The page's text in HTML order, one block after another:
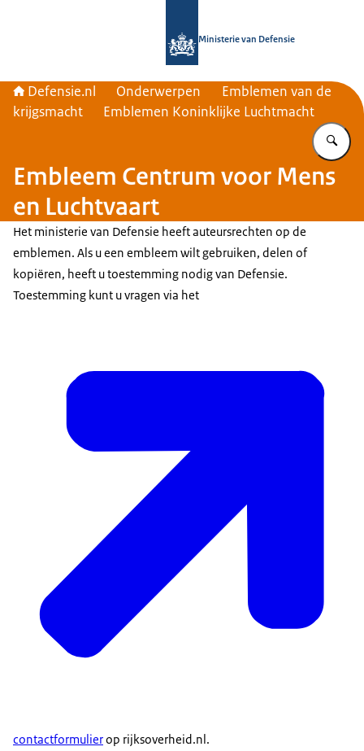
Ministerie van Defensie
Defensie.nl Onderwerpen
Emblemen van de
krijgsmacht
Emblemen Koninklijke Luchtmacht
Embleem Centrum voor Mens
en Luchtvaart
Het ministerie van Defensie heeft auteursrechten op de
emblemen. Als u een embleem wilt gebruiken, delen of
kopiëren, heeft u toestemming nodig van Defensie.
Toestemming kunt u vragen via het
contactformulierop rijksoverheid.nl.